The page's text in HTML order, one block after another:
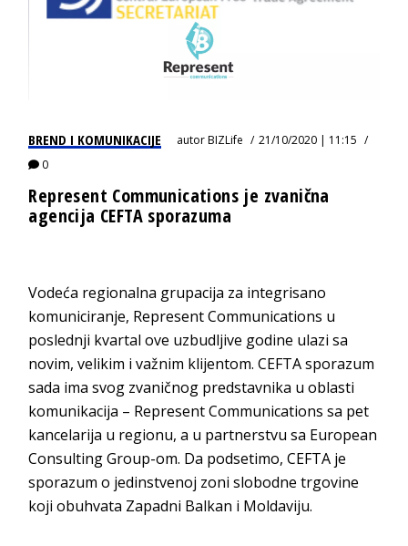
BREND I KOMUNIKACIJE autorBIZLife
21/10/2020 | 11:15
0
Represent Communications je zvanična
agencija CEFTA sporazuma
Vodeća regionalna grupacija za integrisano
komuniciranje, Represent Communications u
poslednji kvartal ove uzbudljive godine ulazi sa
novim, velikim i važnim klijentom. CEFTA sporazum
sada ima svog zvaničnog predstavnika u oblasti
komunikacija – Represent Communications sa pet
kancelarija u regionu, a u partnerstvu sa European
Consulting Group-om. Da podsetimo, CEFTA je
sporazum o jedinstvenoj zoni slobodne trgovine
koji obuhvata Zapadni Balkan i Moldaviju.